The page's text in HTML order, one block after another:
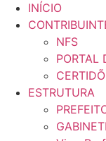
INÍCIO
NFS
PORTAL
ESTRUTURA